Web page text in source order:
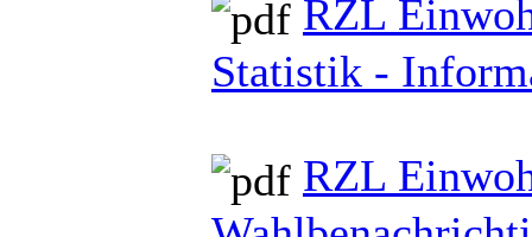
RZL
Statistik -
RZL